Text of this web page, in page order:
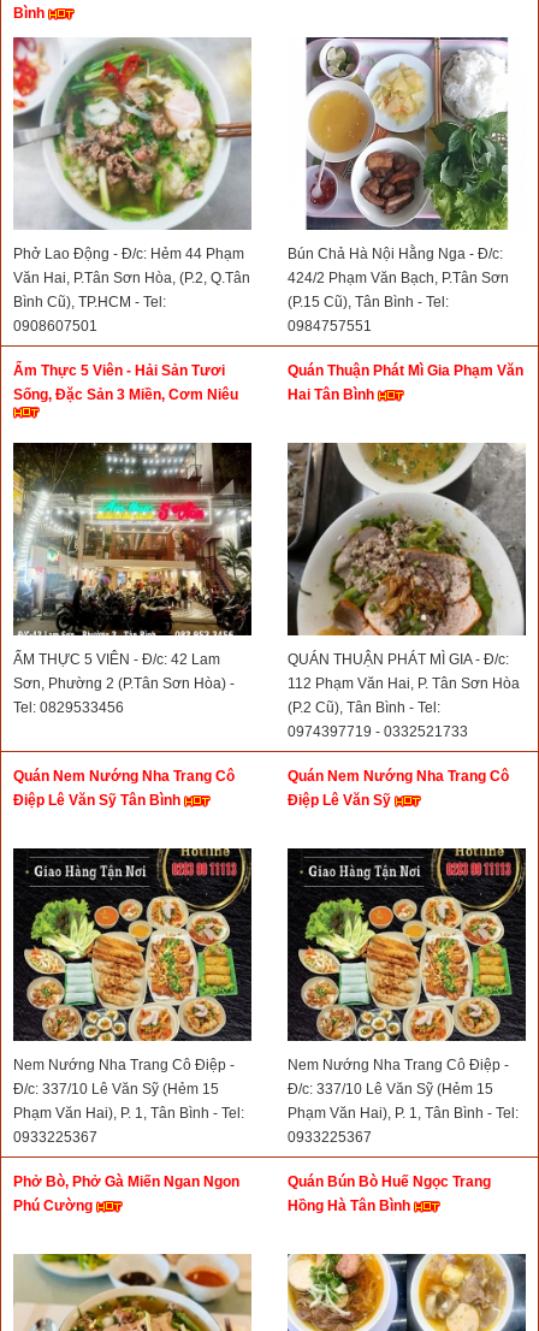
Bình
Phở Lao Động - Đ/c: Hẻm 44 Phạm
Văn Hai, P.Tân Sơn Hòa, (P.2, Q.Tân
Bình Cũ), TP.HCM - Tel:
0908607501
Bún Chả Hà Nội Hằng Nga - Đ/c:
424/2 Phạm Văn Bạch, P.Tân Sơn
(P.15 Cũ), Tân Bình - Tel:
0984757551
Ẩm Thực 5 Viên - Hải Sản Tươi
Sống, Đặc Sản 3 Miền, Cơm Niêu
ẨM THỰC 5 VIÊN - Đ/c: 42 Lam
Sơn, Phường 2 (P.Tân Sơn Hòa) -
Tel: 0829533456
Quán Thuận Phát Mì Gia Phạm Văn
Hai Tân Bình
QUÁN THUẬN PHÁT MÌ GIA - Đ/c:
112 Phạm Văn Hai, P. Tân Sơn Hòa
(P.2 Cũ), Tân Bình - Tel:
0974397719 - 0332521733
Quán Nem Nướng Nha Trang Cô
Điệp Lê Văn Sỹ Tân Bình
Nem Nướng Nha Trang Cô Điệp -
Đ/c: 337/10 Lê Văn Sỹ (Hẻm 15
Phạm Văn Hai), P. 1, Tân Bình - Tel:
0933225367
Quán Nem Nướng Nha Trang Cô
Điệp Lê Văn Sỹ
Nem Nướng Nha Trang Cô Điệp -
Đ/c: 337/10 Lê Văn Sỹ (Hẻm 15
Phạm Văn Hai), P. 1, Tân Bình - Tel:
0933225367
Phở Bò, Phở Gà Miến Ngan Ngon
Phú Cường
Quán Bún Bò Huế Ngọc Trang
Hồng Hà Tân Bình